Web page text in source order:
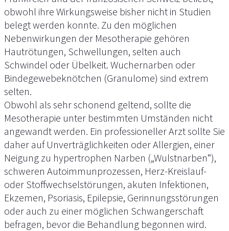
obwohl ihre Wirkungsweise bisher nicht in Studien
belegt werden konnte. Zu den möglichen
Nebenwirkungen der Mesotherapie gehören
Hautrötungen, Schwellungen, selten auch
Schwindel oder Übelkeit. Wuchernarben oder
Bindegewebeknötchen (Granulome) sind extrem
selten.
Obwohl als sehr schonend geltend, sollte die
Mesotherapie unter bestimmten Umständen nicht
angewandt werden. Ein professioneller Arzt sollte Sie
daher auf Unverträglichkeiten oder Allergien, einer
Neigung zu hypertrophen Narben („Wulstnarben“),
schweren Autoimmunprozessen, Herz-Kreislauf-
oder Stoffwechselstörungen, akuten Infektionen,
Ekzemen, Psoriasis, Epilepsie, Gerinnungsstörungen
oder auch zu einer möglichen Schwangerschaft
befragen, bevor die Behandlung begonnen wird.